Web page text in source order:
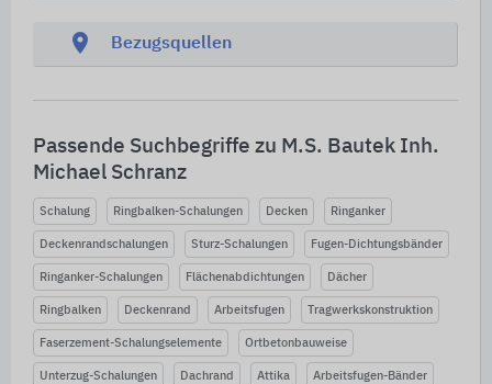
location_on Bezugsquellen
Passende Suchbegriffe zu M.S. Bautek Inh.
Michael Schranz
Schalung Ringbalken-Schalungen Decken Ringanker
Deckenrandschalungen Sturz-Schalungen Fugen-Dichtungsbänder
Ringanker-Schalungen Flächenabdichtungen Dächer
Ringbalken Deckenrand Arbeitsfugen Tragwerkskonstruktion
Faserzement-Schalungselemente Ortbetonbauweise
Unterzug-Schalungen Dachrand Attika Arbeitsfugen-Bänder